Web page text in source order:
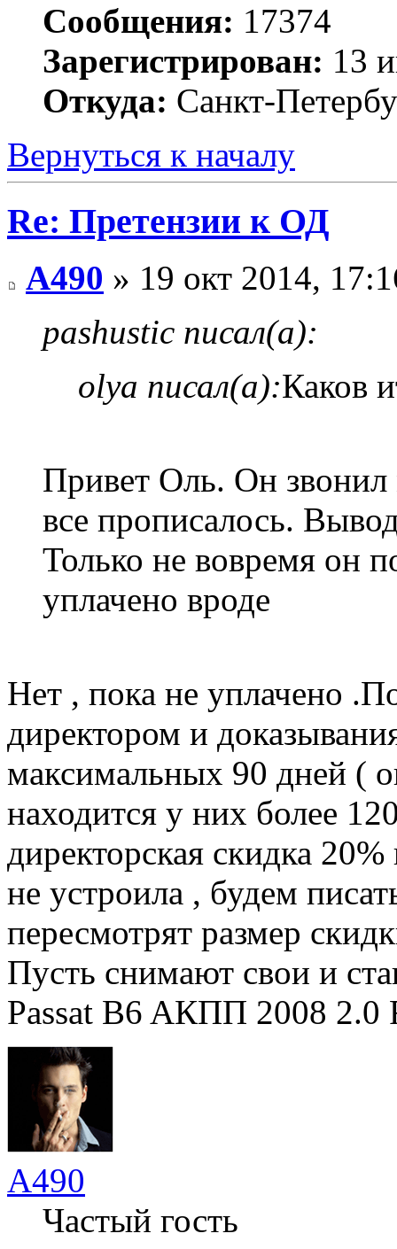
Сообщения: 17374
Зарегистрирован: 13
Откуда: Санкт-
Вернуться к началу
Re: Претензии к ОД
А490 » 19 окт 2014,
pashustic писал(а):
olya писал(а):Каков
Привет Оль. Он звонил
все прописалось.
Только не вовремя он
уплачено вроде
Нет , пока не уплачено
директором и
максимальных 90 дней (
находится у них более
директорская скидка
не устроила , будем
пересмотрят размер
Пусть снимают свои и
Passat B6 AКПП 2008 2.0
А490
Частый гость